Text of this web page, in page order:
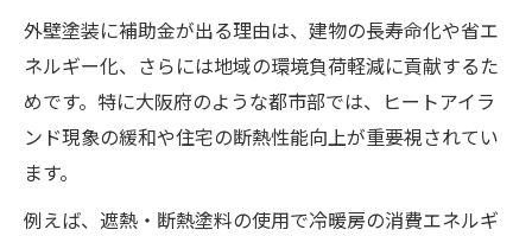
外壁塗装に補助金が出る理由は、建物の長寿命化や省エ
ネルギー化、さらには地域の環境負荷軽減に貢献するた
めです。特に大阪府のような都市部では、ヒートアイラ
ンド現象の緩和や住宅の断熱性能向上が重要視されてい
ます。
例えば、遮熱・断熱塗料の使用で冷暖房の消費エネルギ